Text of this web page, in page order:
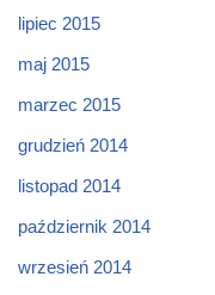
lipiec 2015
maj 2015
marzec 2015
grudzień 2014
listopad 2014
październik 2014
wrzesień 2014